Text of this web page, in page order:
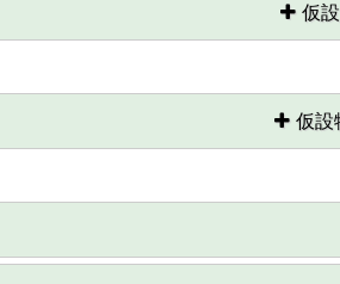
仮
仮設